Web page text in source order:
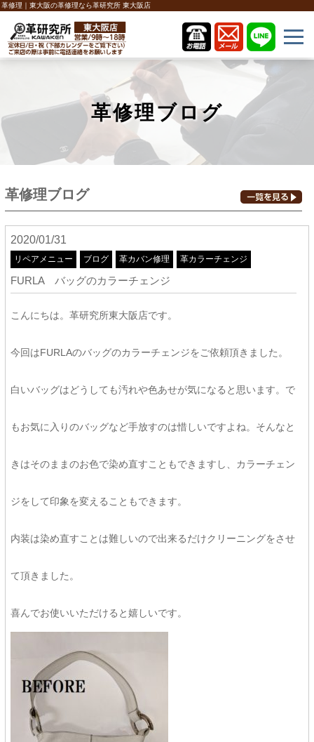
革修理｜東大阪の革修理なら革研究所 東大阪店
革修理ブログ
革修理ブログ
2020/01/31
リペアメニュー ブログ 革カバン修理 革カラーチェンジ
FURLA バッグのカラーチェンジ
こんにちは。革研究所東大阪店です。
今回はFURLAのバッグのカラーチェンジをご依頼頂きました。
白いバッグはどうしても汚れや色あせが気になると思います。で
もお気に入りのバッグなど手放すのは惜しいですよね。そんなと
きはそのままのお色で染め直すこともできますし、カラーチェン
ジをして印象を変えることもできます。
内装は染め直すことは難しいので出来るだけクリーニングをさせ
て頂きました。
喜んでお使いいただけると嬉しいです。